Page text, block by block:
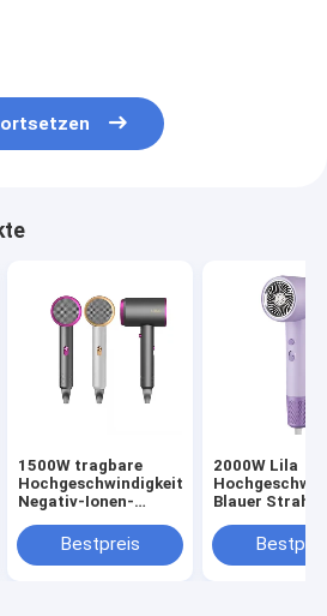
1500W tragbare
Hochgeschwindigkeits-
Negativ-Ionen-
Elektrische
Haartrockner für
Bestpreis
2000W Lila
Blauer Strahl
Haartrockner
Temperatur